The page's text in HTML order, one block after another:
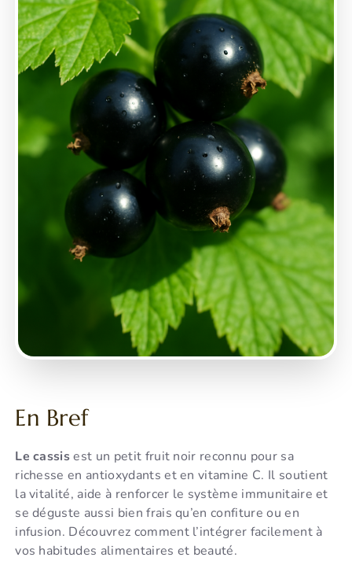
En Bref
Le cassisest un petit fruit noir reconnu pour sa
richesse en antioxydants et en vitamine C. Il soutient
la vitalité, aide à renforcer le système immunitaire et
se déguste aussi bien frais qu’en confiture ou en
infusion. Découvrez comment l’intégrer facilement à
vos habitudes alimentaires et beauté.